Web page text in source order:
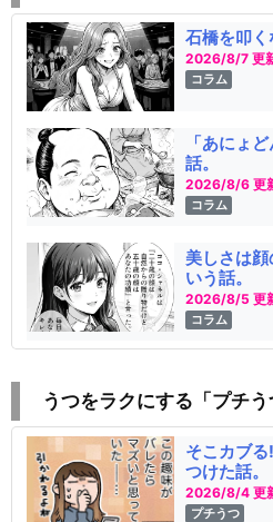
石橋を叩く
2026/8/7 更
コラム
「あにょ
話。
2026/8/6 更
コラム
美しさは
いう話。
2026/8/5 更
コラム
うつをラクにする「プチ
そこカブ
つけた話。
2026/8/4 更
プチうつ